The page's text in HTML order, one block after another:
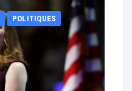
POLITIQUES